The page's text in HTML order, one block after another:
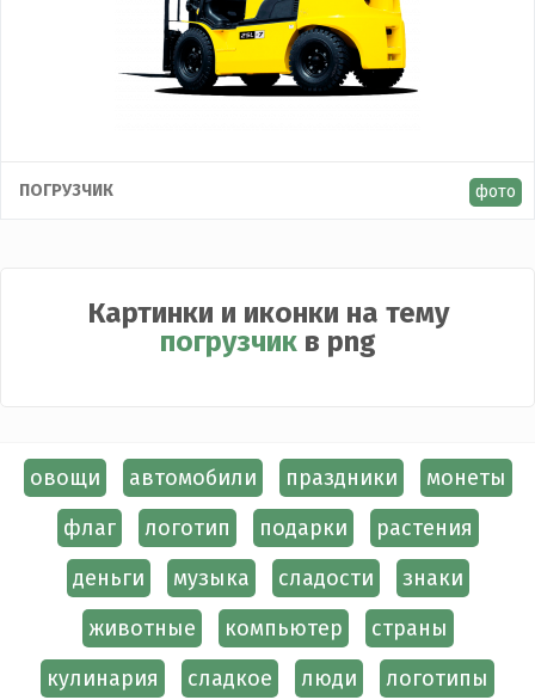
ПОГРУЗЧИК фото
Картинки и иконки на тему
погрузчикв png
овощи автомобили праздники
монеты
флаг
логотип подарки
растения
деньги
музыка сладости
знаки
животные
компьютер
страны
кулинария
сладкое люди логотипы